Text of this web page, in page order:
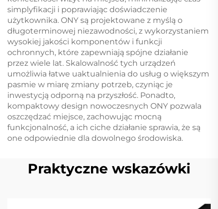
simplyfikacji i poprawiając doświadczenie
użytkownika. ONY są projektowane z myślą o
długoterminowej niezawodności, z wykorzystaniem
wysokiej jakości komponentów i funkcji
ochronnych, które zapewniają spójne działanie
przez wiele lat. Skalowalność tych urządzeń
umożliwia łatwe uaktualnienia do usług o większym
pasmie w miarę zmiany potrzeb, czyniąc je
inwestycją odporną na przyszłość. Ponadto,
kompaktowy design nowoczesnych ONY pozwala
oszczędzać miejsce, zachowując mocną
funkcjonalność, a ich ciche działanie sprawia, że są
one odpowiednie dla dowolnego środowiska.
Praktyczne wskazówki